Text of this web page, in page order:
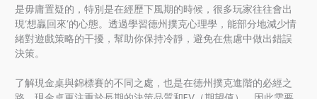
是毋庸置疑的，特別是在經歷下風期的時候，很多玩家往往會出
現‘想贏回來’的心態。透過學習德州撲克心理學，能部分地減少情
緒對遊戲策略的干擾，幫助你保持冷靜，避免在焦慮中做出錯誤
決策。
了解現金桌與錦標賽的不同之處，也是在德州撲克進階的必經之